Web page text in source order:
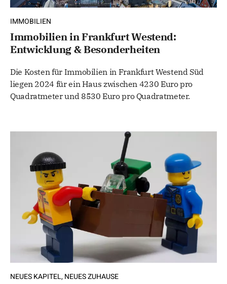
IMMOBILIEN
Immobilien in Frankfurt Westend:
Entwicklung & Besonderheiten
Die Kosten für Immobilien in Frankfurt Westend Süd
liegen 2024 für ein Haus zwischen 4230 Euro pro
Quadratmeter und 8530 Euro pro Quadratmeter.
NEUES KAPITEL, NEUES ZUHAUSE